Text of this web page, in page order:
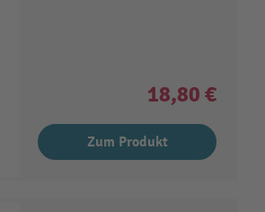
18,80 €
Zum Produkt